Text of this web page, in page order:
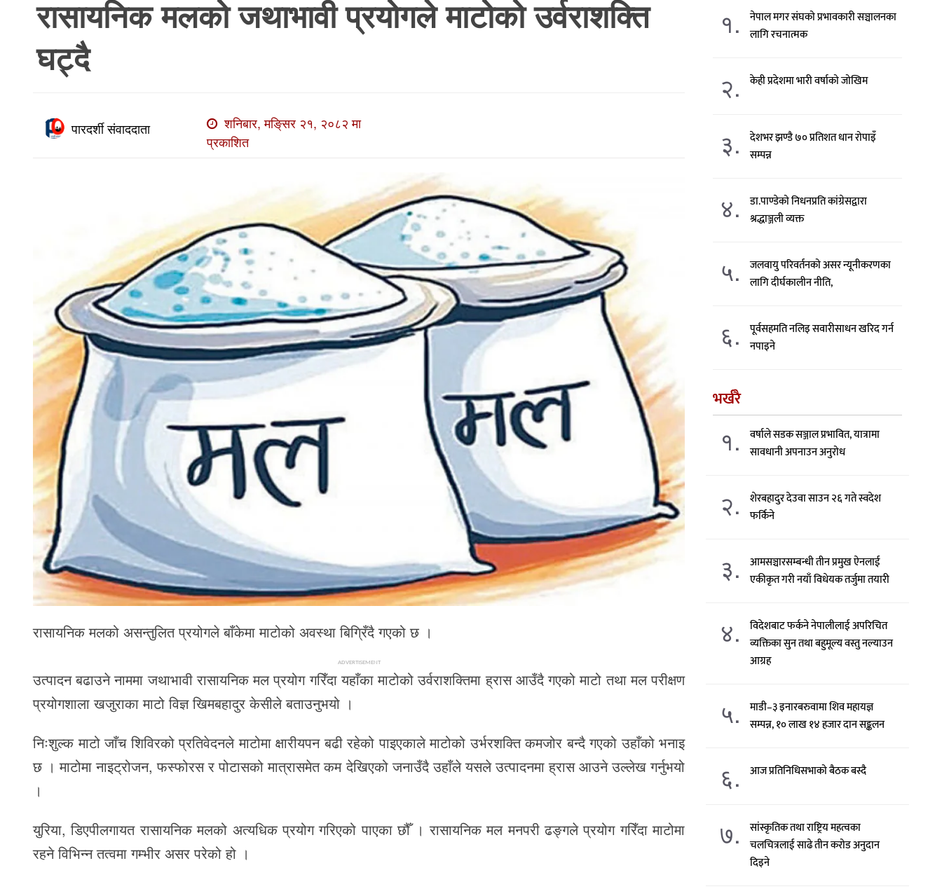
खाेज
माडी
विविध
रासायनिक मलको जथाभावी प्रयोगले माटोको उर्वराशक्ति
घट्दै
पारदर्शी संवाददाता
शनिबार, मङि्सर २१, २०८२ मा
प्रकाशित
रासायनिक मलको असन्तुलित प्रयोगले बाँकेमा माटोको अवस्था बिग्रिँदै गएको छ ।
ADVERTISEMENT
उत्पादन बढाउने नाममा जथाभावी रासायनिक मल प्रयोग गरिँदा यहाँका माटोको उर्वराशक्तिमा ह्रास आउँदै गएको माटो तथा मल परीक्षण
प्रयोगशाला खजुराका माटो विज्ञ खिमबहादुर केसीले बताउनुभयो ।
निःशुल्क माटो जाँच शिविरको प्रतिवेदनले माटोमा क्षारीयपन बढी रहेको पाइएकाले माटोको उर्भरशक्ति कमजोर बन्दै गएको उहाँको भनाइ
छ । माटोमा नाइट्रोजन, फस्फोरस र पोटासको मात्रासमेत कम देखिएको जनाउँदै उहाँले यसले उत्पादनमा ह्रास आउने उल्लेख गर्नुभयो
।
युरिया, डिएपीलगायत रासायनिक मलको अत्यधिक प्रयोग गरिएको पाएका छौँ । रासायनिक मल मनपरी ढङ्गले प्रयोग गरिँदा माटोमा
रहने विभिन्न तत्वमा गम्भीर असर परेको हो ।
१.
नेपाल मगर संघको प्रभावकारी सञ्चालनका
लागि रचनात्मक
२. केही प्रदेशमा भारी वर्षाको जोखिम
३.
देशभर झण्डै ७० प्रतिशत धान रोपाइँ
सम्पन्न
४.
डा.पाण्डेको निधनप्रति कांग्रेसद्वारा
श्रद्धाञ्जली व्यक्त
५.
जलवायु परिवर्तनको असर न्यूनीकरणका
लागि दीर्घकालीन नीति,
६.
पूर्वसहमति नलिइ सवारीसाधन खरिद गर्न
नपाइने
भर्खरै
१.
वर्षाले सडक सञ्जाल प्रभावित, यात्रामा
सावधानी अपनाउन अनुरोध
२.
शेरबहादुर देउवा साउन २६ गते स्वदेश
फर्किने
३.
आमसञ्चारसम्बन्धी तीन प्रमुख ऐनलाई
एकीकृत गरी नयाँ विधेयक तर्जुमा तयारी
४.
विदेशबाट फर्कने नेपालीलाई अपरिचित
व्यक्तिका सुन तथा बहुमूल्य वस्तु नल्याउन
आग्रह
५.
माडी–३ इनारबरुवामा शिव महायज्ञ
सम्पन्न, १० लाख १४ हजार दान सङ्कलन
६. आज प्रतिनिधिसभाको बैठक बस्दै
७.
सांस्कृतिक तथा राष्ट्रिय महत्वका
चलचित्रलाई साढे तीन करोड अनुदान
दिइने